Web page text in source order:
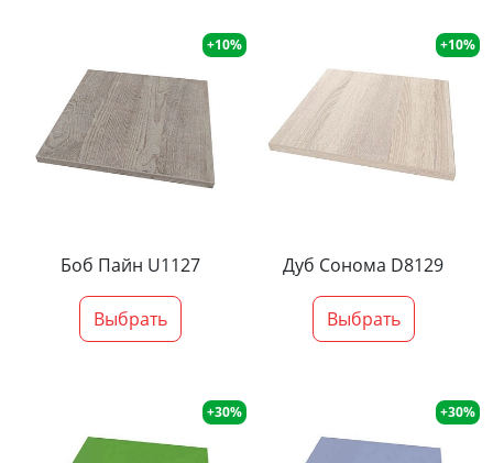
+10%
Боб Пайн U1127
Выбрать
+10%
Дуб Сонома D8129
Выбрать
+30% +30%